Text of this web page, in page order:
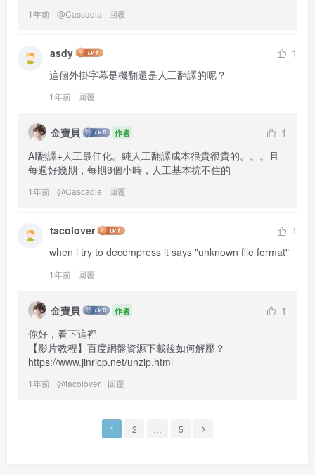
1年前 @Cascadia 回覆
asdy
1
這個外掛字幕是機翻還是人工翻譯的呢？
1年前 回覆
金寶貝 作者
1
AI翻譯+人工最佳化。純人工翻譯成本很貴很貴的。。。且
每週好幾期，每期8個小時，人工基本抗不住的
1年前 @Cascadia 回覆
tacolover
1
when i try to decompress it says "unknown file format"
1年前 回覆
金寶貝 作者
1
你好，看下這裡
【影片教程】百度網盤資源下載後如何解壓？
https://www.jinricp.net/unzip.html
1年前 @tacolover 回覆
1 2 5